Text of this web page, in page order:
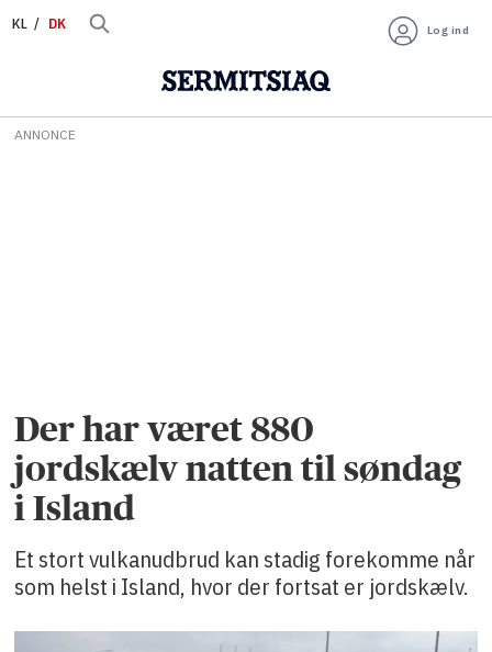
KL DK Log ind
ANNONCE
Der har været 880
jordskælv natten til søndag
i Island
Et stort vulkanudbrud kan stadig forekomme når
som helst i Island, hvor der fortsat er jordskælv.